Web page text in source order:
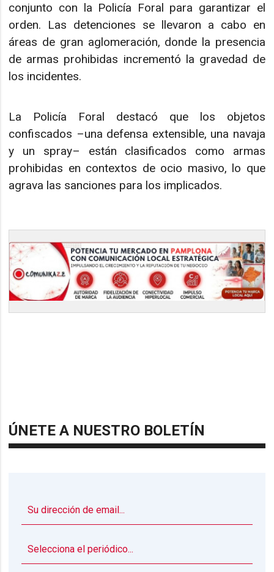
conjunto con la Policía Foral para garantizar el
orden. Las detenciones se llevaron a cabo en
áreas de gran aglomeración, donde la presencia
de armas prohibidas incrementó la gravedad de
los incidentes.
La Policía Foral destacó que los objetos
confiscados –una defensa extensible, una navaja
y un spray– están clasificados como armas
prohibidas en contextos de ocio masivo, lo que
agrava las sanciones para los implicados.
ÚNETE A NUESTRO BOLETÍN